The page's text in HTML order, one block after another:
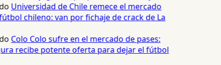
Universidad de Chile remece el mercado
chileno: van por fichaje de crack de La
Colo Colo sufre en el mercado de pases:
recibe potente oferta para dejar el fútbol